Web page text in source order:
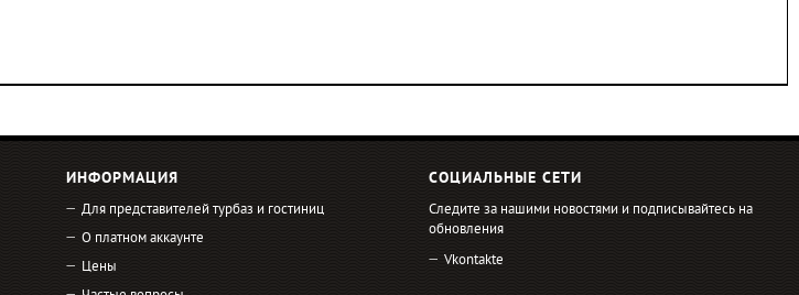
ИНФОРМАЦИЯ
Для представителей турбаз и гостиниц
О платном аккаунте
Цены
СОЦИАЛЬНЫЕ СЕТИ
Следите за нашими новостями и подписывайтесь на
обновления
Vkontakte